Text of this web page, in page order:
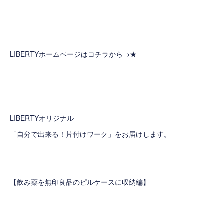
LIBERTYホームページはコチラから→★
LIBERTYオリジナル
「自分で出来る！片付けワーク」をお届けします。
【飲み薬を無印良品のピルケースに収納編】